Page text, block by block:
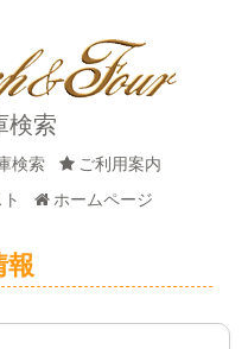
検索
検索
ご利用案内
ト ホームページ
報